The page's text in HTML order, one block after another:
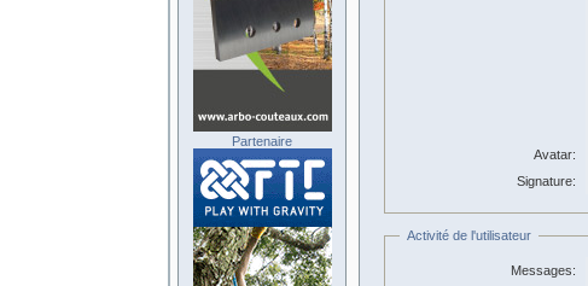
Avatar:
Signature:
Activité de l'utilisateur
Messages:
Partenaire